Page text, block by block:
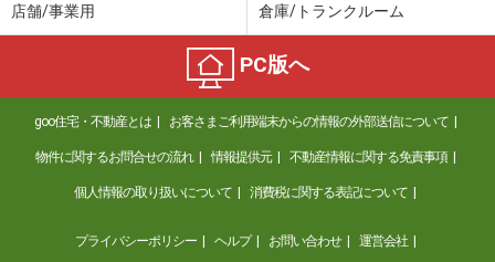
店舗/事業用 倉庫/トランクルーム
PC版へ
goo住宅・不動産とは お客さまご利用端末からの情報の外部送信について
物件に関するお問合せの流れ 情報提供元 不動産情報に関する免責事項
個人情報の取り扱いについて 消費税に関する表記について
プライバシーポリシー ヘルプ お問い合わせ 運営会社